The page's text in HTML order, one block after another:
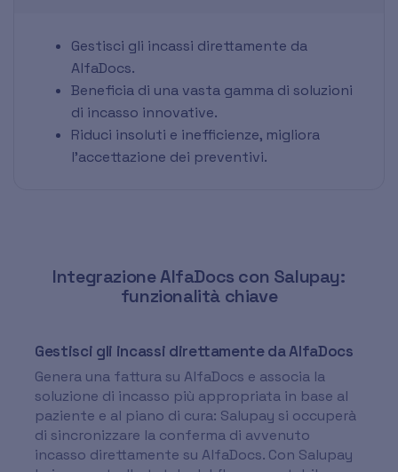
Gestisci gli incassi direttamente da
AlfaDocs.
Beneficia di una vasta gamma di soluzioni
di incasso innovative.
Riduci insoluti e inefficienze, migliora
l'accettazione dei preventivi.
Integrazione AlfaDocs con Salupay:
funzionalità chiave
Gestisci gli incassi direttamente da AlfaDocs
Genera una fattura su AlfaDocs e associa la
soluzione di incasso più appropriata in base al
paziente e al piano di cura: Salupay si occuperà
di sincronizzare la conferma di avvenuto
incasso direttamente su AlfaDocs. Con Salupay